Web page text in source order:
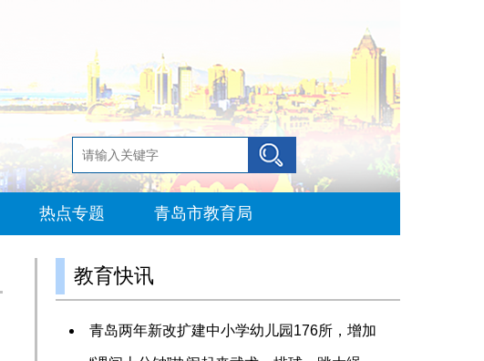
热点专题 青岛市教育局
教育快讯
青岛两年新改扩建中小学幼儿园176所，增加